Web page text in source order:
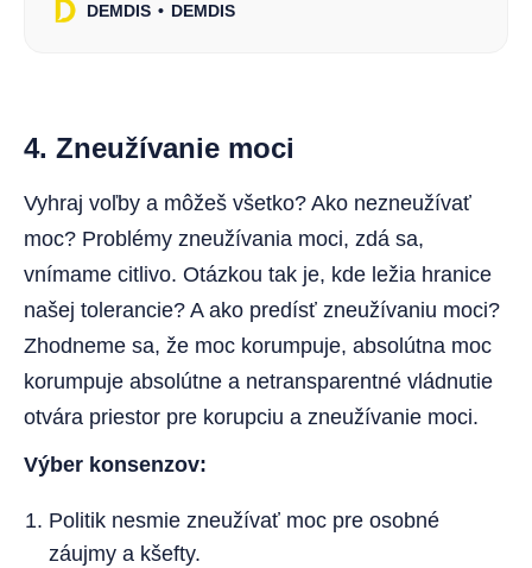
práce, tú by však sme mali robiť na základe dát a
DEMDIS DEMDIS
4. Zneužívanie moci
Vyhraj voľby a môžeš všetko? Ako nezneužívať
moc? Problémy zneužívania moci, zdá sa,
vnímame citlivo. Otázkou tak je, kde ležia hranice
našej tolerancie? A ako predísť zneužívaniu moci?
Zhodneme sa, že moc korumpuje, absolútna moc
korumpuje absolútne a netransparentné vládnutie
otvára priestor pre korupciu a zneužívanie moci.
Výber konsenzov:
Politik nesmie zneužívať moc pre osobné
záujmy a kšefty.